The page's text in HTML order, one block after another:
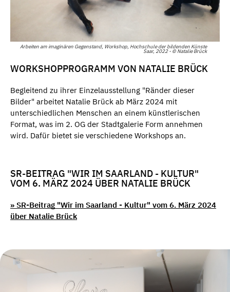
Arbeiten am imaginären Gegenstand, Workshop, Hochschule der bildenden Künste
Saar, 2022 - © Natalie Brück
WORKSHOPPROGRAMM VON NATALIE BRÜCK
Begleitend zu ihrer Einzelausstellung "Ränder dieser
Bilder" arbeitet Natalie Brück ab März 2024 mit
unterschiedlichen Menschen an einem künstlerischen
Format, was im 2. OG der Stadtgalerie Form annehmen
wird. Dafür bietet sie verschiedene Workshops an.
SR-BEITRAG "WIR IM SAARLAND - KULTUR"
VOM 6. MÄRZ 2024 ÜBER NATALIE BRÜCK
» SR-Beitrag "Wir im Saarland - Kultur" vom 6. März 2024
über Natalie Brück